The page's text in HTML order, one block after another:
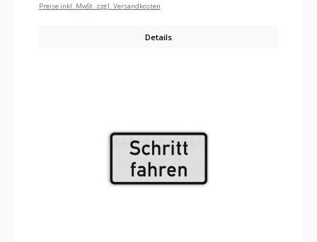
Preise inkl. MwSt. zzgl. Versandkosten
Details